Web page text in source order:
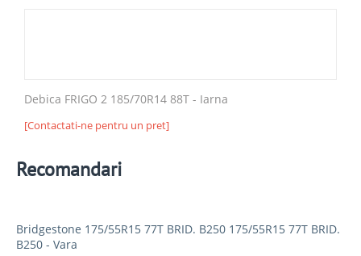
Debica FRIGO 2 185/70R14 88T - Iarna
[Contactati-ne pentru un pret]
Recomandari
Bridgestone 175/55R15 77T BRID. B250 175/55R15 77T BRID.
B250 - Vara